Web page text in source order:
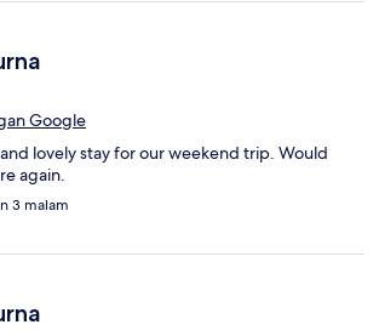
Google
lovely stay for our weekend trip. Would
again.
3 malam